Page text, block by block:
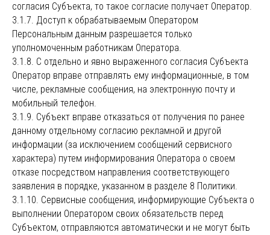
согласия Субъекта, то такое согласие получает Оператор.
3.1.7. Доступ к обрабатываемым Оператором
Персональным данным разрешается только
уполномоченным работникам Оператора.
3.1.8. С отдельно и явно выраженного согласия Субъекта
Оператор вправе отправлять ему информационные, в том
числе, рекламные сообщения, на электронную почту и
мобильный телефон.
3.1.9. Субъект вправе отказаться от получения по ранее
данному отдельному согласию рекламной и другой
информации (за исключением сообщений сервисного
характера) путем информирования Оператора о своем
отказе посредством направления соответствующего
заявления в порядке, указанном в разделе 8 Политики.
3.1.10. Сервисные сообщения, информирующие Субъекта о
выполнении Оператором своих обязательств перед
Субъектом, отправляются автоматически и не могут быть